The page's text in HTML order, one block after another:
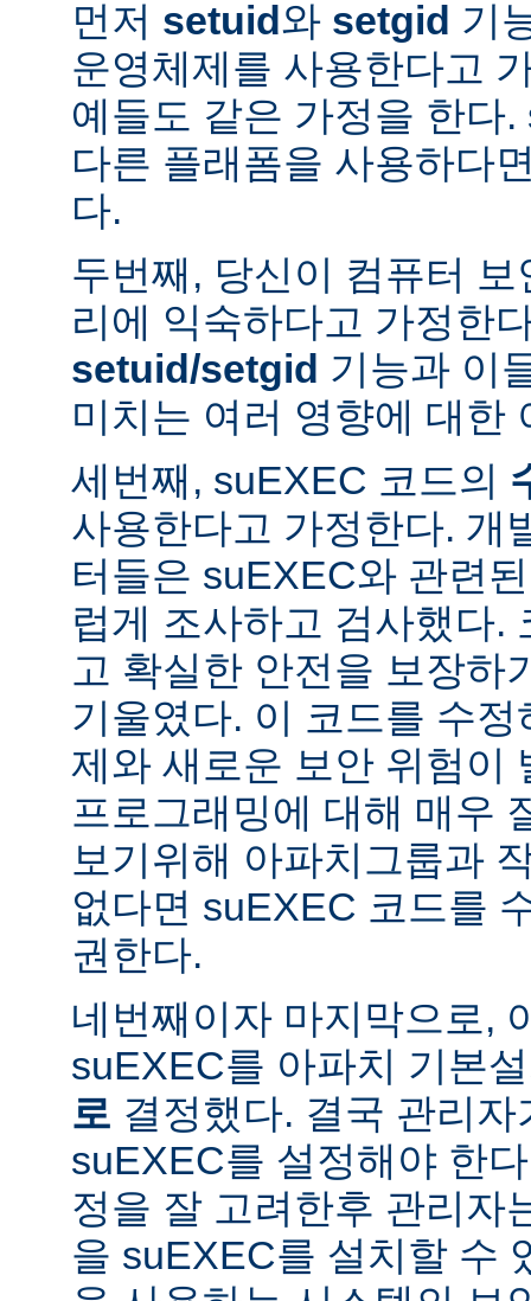
먼저 setuid와 setgid 기
운영체제를 사용한다고
예들도 같은 가정을 한다
다른 플래폼을 사용하다
다.
두번째, 당신이 컴퓨터
리에 익숙하다고 가정한
setuid/setgid 기능과 이
미치는 여러 영향에 대한
세번째, suEXEC 코드의
사용한다고 가정한다. 개
터들은 suEXEC와 관련
럽게 조사하고 검사했다.
고 확실한 안전을 보장하
기울였다. 이 코드를 수
제와 새로운 보안 위험이
프로그래밍에 대해 매우
보기위해 아파치그룹과
없다면 suEXEC 코드를
권한다.
네번째이자 마지막으로,
suEXEC를 아파치 기본
로 결정했다. 결국 관리
suEXEC를 설정해야 한
정을 잘 고려한후 관리자
을 suEXEC를 설치할 수